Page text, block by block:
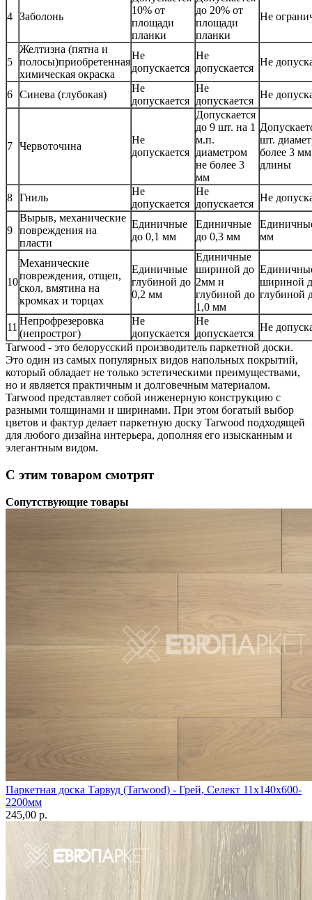
4 Заболонь
10% от
площади
планки
до 20% от
площади
планки
Не
5
Желтизна (пятна и
полосы)приобретенная
химическая окраска
Не
допускается
Не
допускается
Не
6 Синева (глубокая)
Не
допускается
Не
допускается
Не
7 Червоточина
Не
допускается
Допускается
до 9 шт. на 1
м.п.
диаметром
не более 3
мм
шт.
более 3
длины
8 Гниль
Не
допускается
Не
допускается
Не
9
Вырыв, механические
повреждения на
пласти
Единичные
до 0,1 мм
Единичные
до 0,3 мм
мм
10
Механические
повреждения, отщеп,
скол, вмятина на
кромках и торцах
Единичные
глубиной до
0,2 мм
Единичные
шириной до
2мм и
глубиной до
1,0 мм
шириной
глубиной
11
Непрофрезеровка
(непрострог)
Не
допускается
Не
допускается
Не
Tarwood - это белорусский производитель паркетной доски.
Это один из самых популярных видов напольных покрытий,
который обладает не только эстетическими преимуществами,
но и является практичным и долговечным материалом.
Tarwood представляет собой инженерную конструкцию с
разными толщинами и ширинами. При этом богатый выбор
цветов и фактур делает паркетную доску Tarwood подходящей
для любого дизайна интерьера, дополняя его изысканным и
элегантным видом.
С этим товаром смотрят
Сопутствующие товары
Паркетная доска Тарвуд (Tarwood) - Грей, Селект 11х140х600-
2200мм
245,00 p.